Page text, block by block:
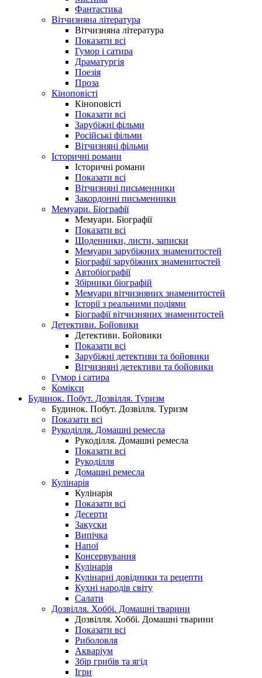
Фантастика
Вітчизняна література
Вітчизняна література
Показати всі
Гумор і сатира
Драматургія
Поезія
Проза
Кіноповісті
Кіноповісті
Показати всі
Зарубіжні фільми
Російські фільми
Вітчизняні фільми
Історичні романи
Історичні романи
Показати всі
Вітчизняні письменники
Закордонні письменники
Мемуари. Біографії
Мемуари. Біографії
Показати всі
Щоденники, листи, записки
Мемуари зарубіжних знаменитостей
Біографії зарубіжних знаменитостей
Автобіографії
Збірники біографій
Мемуари вітчизняних знаменитостей
Історії з реальними подіями
Біографії вітчизняних знаменитостей
Детективи. Бойовики
Детективи. Бойовики
Показати всі
Зарубіжні детективи та бойовики
Вітчизняні детективи та бойовики
Гумор і сатира
Комікси
Будинок. Побут. Дозвілля. Туризм
Будинок. Побут. Дозвілля. Туризм
Показати всі
Рукоділля. Домашні ремесла
Рукоділля. Домашні ремесла
Показати всі
Рукоділля
Домашні ремесла
Кулінарія
Кулінарія
Показати всі
Десерти
Закуски
Випічка
Напої
Консервування
Кулінарія
Кулінарні довідники та рецепти
Кухні народів світу
Салати
Дозвілля. Хоббі. Домашні тварини
Дозвілля. Хоббі. Домашні тварини
Показати всі
Риболовля
Акваріум
Збір грибів та ягід
Ігри